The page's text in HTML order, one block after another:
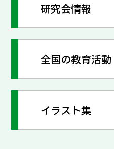
研究会情報
全国の教育活動
イラスト集